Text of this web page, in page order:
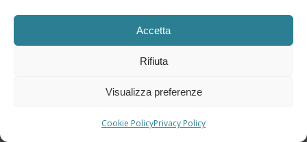
Accetta
Rifiuta
Visualizza preferenze
Cookie PolicyPrivacy Policy
dieta ,indice glicemico
Redazione Diabete.com